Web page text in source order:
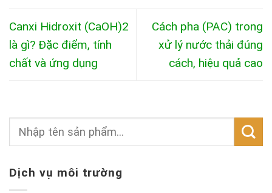
Canxi Hidroxit (CaOH)2
là gì? Đặc điểm, tính
chất và ứng dụng
Cách pha (PAC) trong
xử lý nước thải đúng
cách, hiệu quả cao
Dịch vụ môi trường